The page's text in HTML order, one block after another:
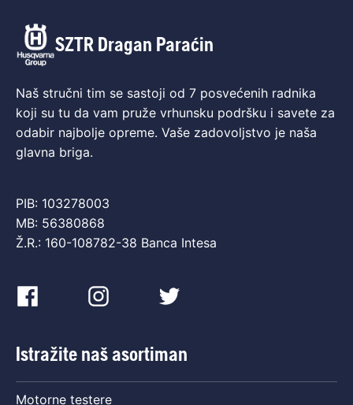
SZTR Dragan Paraćin
Naš stručni tim se sastoji od 7 posvećenih radnika
koji su tu da vam pruže vrhunsku podršku i savete za
odabir najbolje opreme. Vaše zadovoljstvo je naša
glavna briga.
PIB: 103278003
MB: 56380868
Ž.R.: 160-108782-38 Banca Intesa
Istražite naš asortiman
Motorne testere